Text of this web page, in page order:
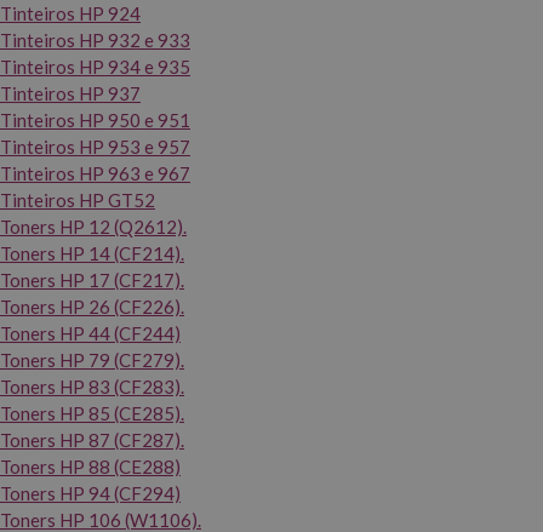
Tinteiros HP 924
Tinteiros HP 932 e 933
Tinteiros HP 934 e 935
Tinteiros HP 937
Tinteiros HP 950 e 951
Tinteiros HP 953 e 957
Tinteiros HP 963 e 967
Tinteiros HP GT52
Toners HP 12 (Q2612).
Toners HP 14 (CF214).
Toners HP 17 (CF217).
Toners HP 26 (CF226).
Toners HP 44 (CF244)
Toners HP 79 (CF279).
Toners HP 83 (CF283).
Toners HP 85 (CE285).
Toners HP 87 (CF287).
Toners HP 88 (CE288)
Toners HP 94 (CF294)
Toners HP 106 (W1106).